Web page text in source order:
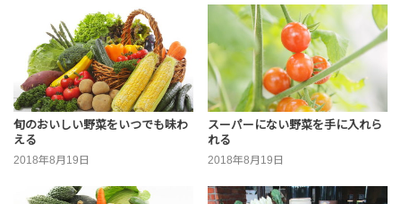
旬のおいしい野菜をいつでも味わ
える
2018年8月19日
スーパーにない野菜を手に入れら
れる
2018年8月19日